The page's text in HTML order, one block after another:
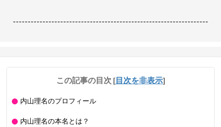
------------------------------------------------------------------
この記事の目次 [目次を非表示]
内山理名のプロフィール
内山理名の本名とは？